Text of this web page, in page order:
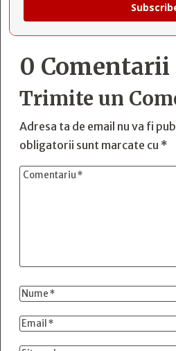
0 Comentarii
Trimite un
Adresa ta de email nu va fi
obligatorii sunt marcate cu *